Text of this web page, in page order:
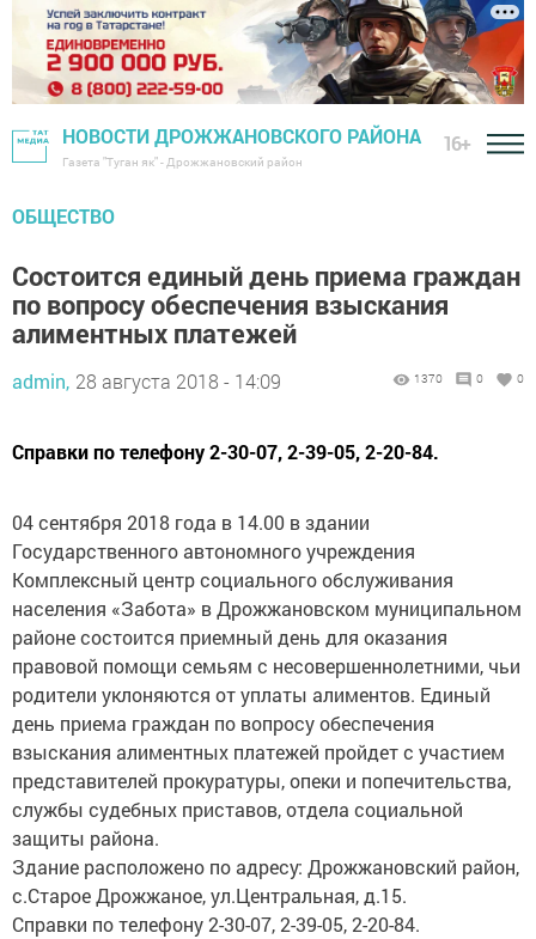
НОВОСТИ ДРОЖЖАНОВСКОГО РАЙОНА
Газета "Туган як" - Дрожжановский район
16+
ОБЩЕСТВО
Состоится единый день приема граждан
по вопросу обеспечения взыскания
алиментных платежей
admin, 28 августа 2018 - 14:09 1370 0 0
Справки по телефону 2-30-07, 2-39-05, 2-20-84.
04 сентября 2018 года в 14.00 в здании
Государственного автономного учреждения
Комплексный центр социального обслуживания
населения «Забота» в Дрожжановском муниципальном
районе состоится приемный день для оказания
правовой помощи семьям с несовершеннолетними, чьи
родители уклоняются от уплаты алиментов. Единый
день приема граждан по вопросу обеспечения
взыскания алиментных платежей пройдет с участием
представителей прокуратуры, опеки и попечительства,
службы судебных приставов, отдела социальной
защиты района.
Здание расположено по адресу: Дрожжановский район,
с.Старое Дрожжаное, ул.Центральная, д.15.
Справки по телефону 2-30-07, 2-39-05, 2-20-84.